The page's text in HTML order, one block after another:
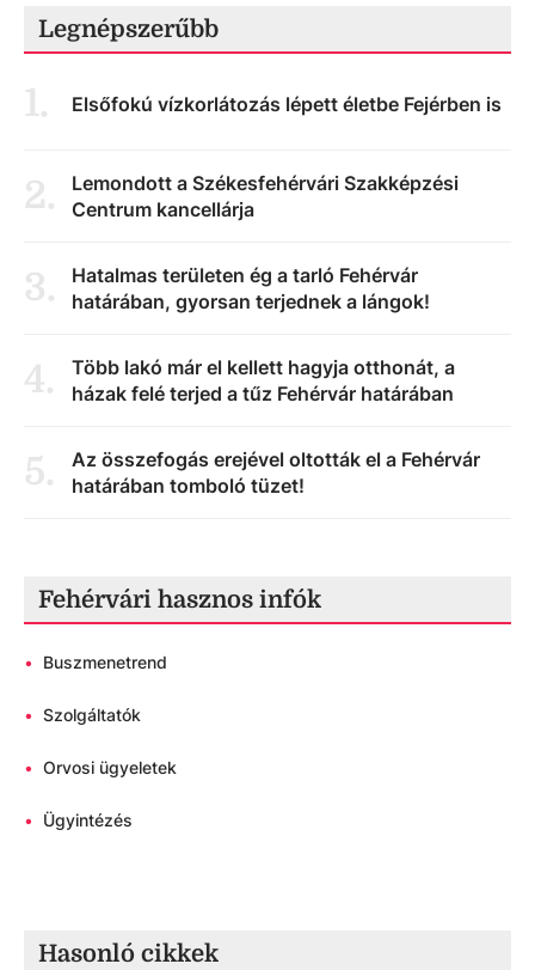
Legnépszerűbb
1. Elsőfokú vízkorlátozás lépett életbe Fejérben is
2.
Lemondott a Székesfehérvári Szakképzési
Centrum kancellárja
3.
Hatalmas területen ég a tarló Fehérvár
határában, gyorsan terjednek a lángok!
4.
Több lakó már el kellett hagyja otthonát, a
házak felé terjed a tűz Fehérvár határában
5.
Az összefogás erejével oltották el a Fehérvár
határában tomboló tüzet!
Fehérvári hasznos infók
• Buszmenetrend
• Szolgáltatók
• Orvosi ügyeletek
• Ügyintézés
Hasonló cikkek